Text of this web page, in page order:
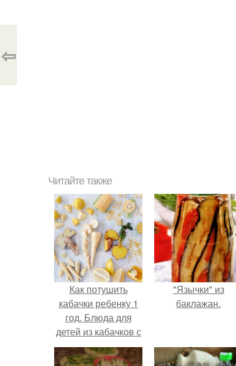
⇦
Читайте также
Как потушить
кабачки ребенку 1
год. Блюда для
детей из кабачков с
8-9-10 месяцев, с 1
года. Что
"Язычки" из
баклажан.